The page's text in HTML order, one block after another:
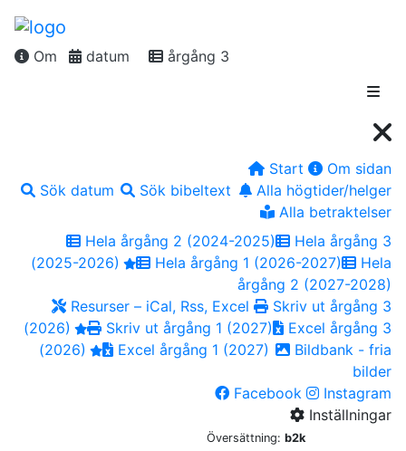
Om datum årgång 3
Start
Om sidan
Sök datum
Sök bibeltext
Alla högtider/helger
Alla betraktelser
Hela årgång 2 (2024-2025)
Hela årgång 3
(2025-2026)
Hela årgång 1 (2026-2027)
Hela
årgång 2 (2027-2028)
Resurser – iCal, Rss, Excel
Skriv ut årgång 3
(2026)
Skriv ut årgång 1 (2027)
Excel årgång 3
(2026)
Excel årgång 1 (2027)
Bildbank - fria
bilder
Facebook
Instagram
Inställningar
Översättning: b2k